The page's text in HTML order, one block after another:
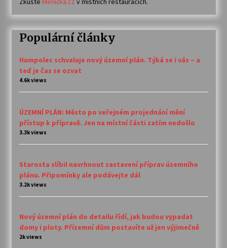
Populární články
Humpolec schvaluje nový územní plán. Týká se i vás – a
teď je čas se ozvat
4.6k views
ÚZEMNÍ PLÁN: Město po veřejném projednání mění
přístup k přípravě. Jen na místní části zatím nedošlo
3.3k views
Starosta slíbil navrhnout zastavení příprav územního
plánu. Připomínky ale podávejte dál
3.2k views
Nový územní plán do detailu řídí, jak budou vypadat
domy i ploty. Přízemní dům postavíte už jen výjimečně
2k views